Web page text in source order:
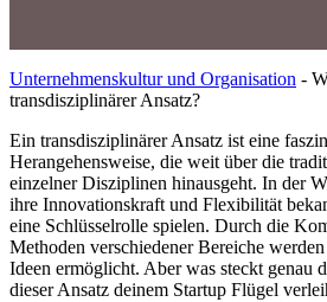
Unternehmenskultur und Organisation -
transdisziplinärer Ansatz?
Ein transdisziplinärer Ansatz ist eine
Herangehensweise, die weit über die
einzelner Disziplinen hinausgeht. In der
ihre Innovationskraft und Flexibilität
eine Schlüsselrolle spielen. Durch die
Methoden verschiedener Bereiche
Ideen ermöglicht. Aber was steckt genau
dieser Ansatz deinem Startup Flügel